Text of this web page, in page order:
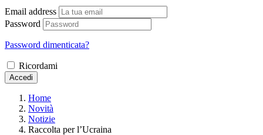
Email address
Password
Password dimenticata?
Ricordami
Accedi
Home
Novità
Notizie
Raccolta per l’Ucraina